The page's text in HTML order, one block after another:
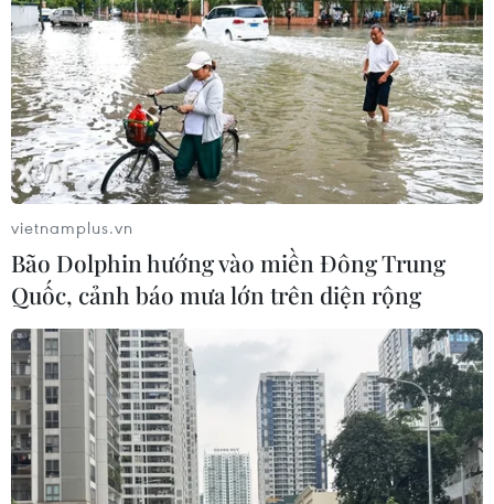
vietnamplus.vn
Bão Dolphin hướng vào miền Đông Trung
Quốc, cảnh báo mưa lớn trên diện rộng